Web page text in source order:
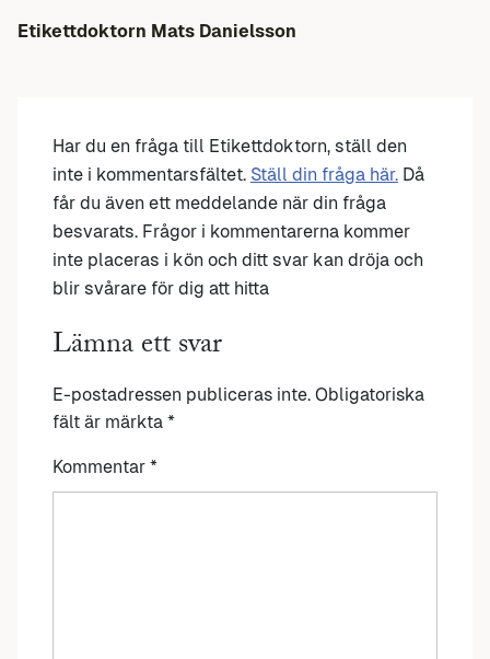
Etikettdoktorn Mats Danielsson
Har du en fråga till Etikettdoktorn, ställ den
inte i kommentarsfältet. Ställ din fråga här. Då
får du även ett meddelande när din fråga
besvarats. Frågor i kommentarerna kommer
inte placeras i kön och ditt svar kan dröja och
blir svårare för dig att hitta
Lämna ett svar
E-postadressen publiceras inte. Obligatoriska
fält är märkta *
Kommentar *